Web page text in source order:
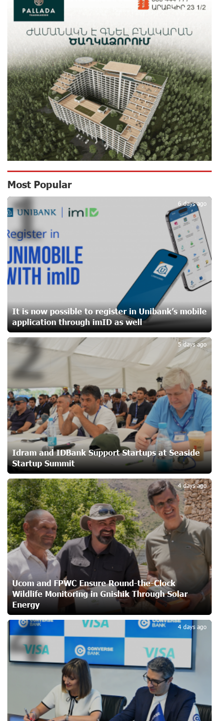
Ucom’s Sales and Service Center Reopens at 24/2
12 days ago
Scholarship recipients of the “Armenian Virtuosos”
Program participated in the Järvi Academy and Pärnu
Music Festival in Estonia, representing Armenia on the
international stage
16 days ago
Ucom Supports the Installation of a 15 kW Solar Power
Plant at the Vayk Sports School
17 days ago
New Financial Skills at the Davidbek Games:
Idram&IDBank
17 days ago
CashIn Services at AraratBank ATMs: Fast, Simple, and
Secure
20 days ago
Ucom Sales and Service Center Reopens at 3/47
Yerevanyan Street in Yeghvard
Up to 25% idcoin when purchasing Flyone flight tickets:
Idram&IDBank
23 days ago
Converse Bank Named Armenia’s Best Digital Bank for
Consumers by Euromoney
23 days ago
Ucom and Microsoft Innovation Center Help School
Students Build Cybersecurity Skills
23 days ago
Ucom Supports Installation of 10 kW Solar Plant in
Shenavan, Lori
24 days ago
Unibank to Raffle a Trip to Italy
25 days ago
Customer Appreciation Day in Vanadzor: IDBank
27 days ago
Haik Kazazyan to Perform Khachaturian’s Violin Concerto
at the Closing Concert of the Madeira Classical
Orchestra’s 2025/2026 Season
My Forest Armenia is a beneficiary of the "Power of One
Dram" initiative in July
29 days ago
Most Popular
It is now possible to register in Unibank’s mobile
application through imID as well
6 days ago
1
Idram and IDBank Support Startups at Seaside
Startup Summit
5 days ago
2
Ucom and FPWC Ensure Round-the-Clock
Wildlife Monitoring in Gnishik Through Solar
Energy
4 days ago
3
4 days ago
4